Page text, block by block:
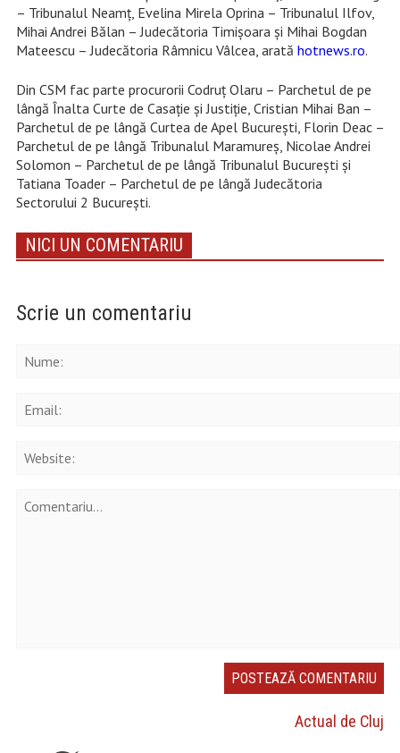
– Tribunalul Neamţ, Evelina Mirela Oprina – Tribunalul Ilfov,
Mihai Andrei Bălan – Judecătoria Timişoara şi Mihai Bogdan
Mateescu – Judecătoria Râmnicu Vâlcea, arată hotnews.ro.
Din CSM fac parte procurorii Codruţ Olaru – Parchetul de pe
lângă Înalta Curte de Casaţie şi Justiţie, Cristian Mihai Ban –
Parchetul de pe lângă Curtea de Apel Bucureşti, Florin Deac –
Parchetul de pe lângă Tribunalul Maramureş, Nicolae Andrei
Solomon – Parchetul de pe lângă Tribunalul Bucureşti şi
Tatiana Toader – Parchetul de pe lângă Judecătoria
Sectorului 2 Bucureşti.
NICI UN COMENTARIU
Scrie un comentariu
Actual de Cluj